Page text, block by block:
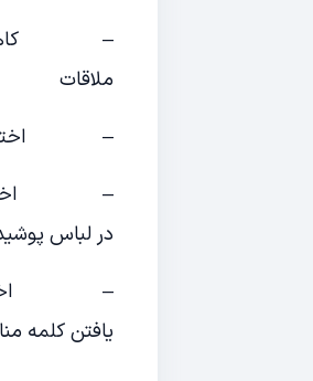
– کاهش
ملاقات
– اختلال در
– اختلالات
در لباس
– اختلال
یافتن کلمه